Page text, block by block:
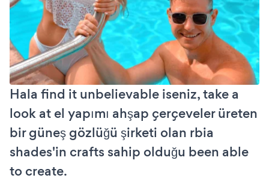
Hala find it unbelievable iseniz, take a
look at el yapımı ahşap çerçeveler üreten
bir güneş gözlüğü şirketi olan rbia
shades'in crafts sahip olduğu been able
to create.